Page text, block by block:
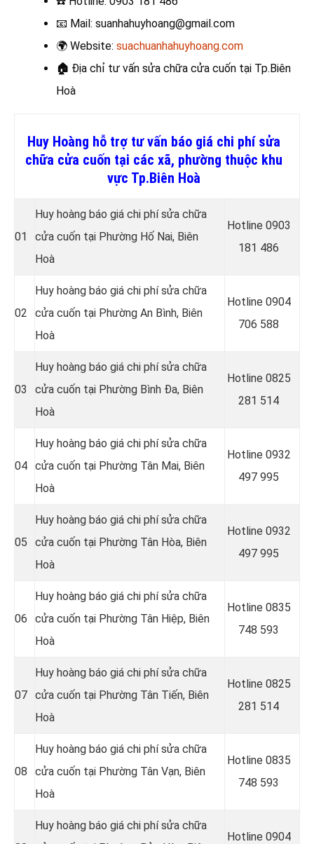
📧 Mail: suanhahuyhoang@gmail.com
🌍 Website: suachuanhahuyhoang.com
🏠 Địa chỉ tư vấn sửa chữa cửa cuốn tại Tp.Biên
Hoà
Huy Hoàng hỗ trợ tư vấn báo giá chi phí sửa
chữa cửa cuốn tại các xã, phường thuộc khu
vực Tp.Biên Hoà
01
Huy hoàng báo giá chi phí sửa chữa
cửa cuốn tại Phường Hố Nai, Biên
Hoà
Hotline 0903
181 486
02
Huy hoàng báo giá chi phí sửa chữa
cửa cuốn tại Phường An Bình, Biên
Hoà
Hotline 0904
706 588
03
Huy hoàng báo giá chi phí sửa chữa
cửa cuốn tại Phường Bình Đa, Biên
Hoà
Hotline 0825
281 514
04
Huy hoàng báo giá chi phí sửa chữa
cửa cuốn tại Phường Tân Mai, Biên
Hoà
Hotline 0932
497 995
05
Huy hoàng báo giá chi phí sửa chữa
cửa cuốn tại Phường Tân Hòa, Biên
Hoà
Hotline 0932
497 995
06
Huy hoàng báo giá chi phí sửa chữa
cửa cuốn tại Phường Tân Hiệp, Biên
Hoà
Hotline 0835
748 593
07
Huy hoàng báo giá chi phí sửa chữa
cửa cuốn tại Phường Tân Tiến, Biên
Hoà
Hotline 0825
281 514
08
Huy hoàng báo giá chi phí sửa chữa
cửa cuốn tại Phường Tân Vạn, Biên
Hoà
Hotline 0835
748 593
Huy hoàng báo giá chi phí sửa chữa
Hotline 0904